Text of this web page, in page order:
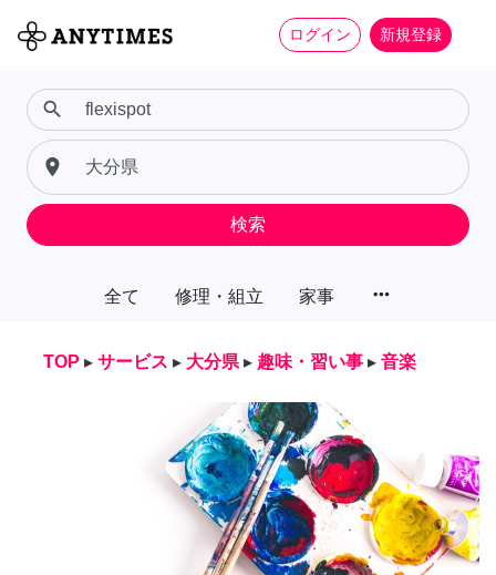
ログイン 新規登録
全て 修理・組立 家事 more_horiz
search
place
検索
TOP ▸ サービス ▸ 大分県 ▸ 趣味・習い事 ▸ 音楽